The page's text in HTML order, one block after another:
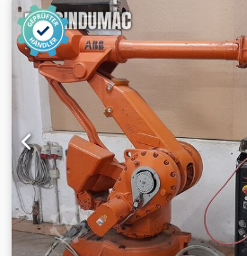
werden Dsdpfx Asyrd Sgogpswa